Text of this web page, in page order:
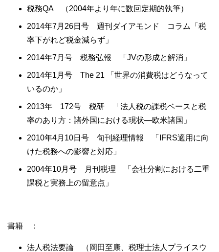
税務QA （2004年より年に数回定期的執筆）
2014年7月26日号 週刊ダイアモンド コラム「税
率下がれど税金減らず」
2014年7月号 税務弘報 「JVの形成と解消」
2014年1月号 The 21 「世界の消費税はどうなって
いるのか」
2013年 172号 税研 「法人税の課税ベースと税
率のあり方：諸外国における現状―欧米諸国」
2010年4月10日号 旬刊経理情報 「IFRS適用に向
けた税務への影響と対応」
2004年10月号 月刊税理 「会社分割における二重
課税と実務上の留意点」
書籍 ：
法人税法要論 （岡田至康、税理士法人プライスウ